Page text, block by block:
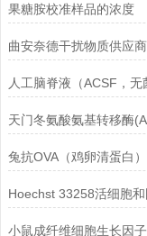
果糖胺校准样品的浓度
曲安奈德干扰物质供应
人工脑脊液（ACSF，无
兔抗OVA（鸡卵清蛋白